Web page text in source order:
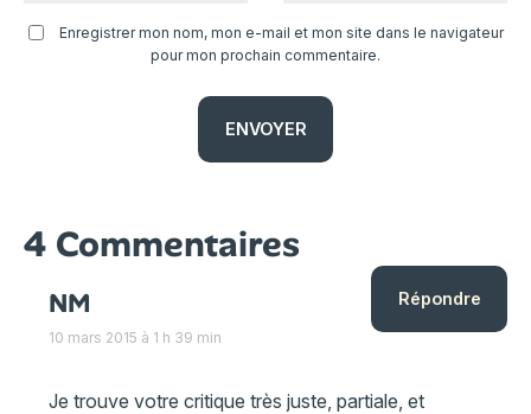
Enregistrer mon nom, mon e-mail et mon site dans le navigateur
pour mon prochain commentaire.
4 Commentaires
NM
10 mars 2015 à 1 h 39 min
Je trouve votre critique très juste, partiale, et
Répondre